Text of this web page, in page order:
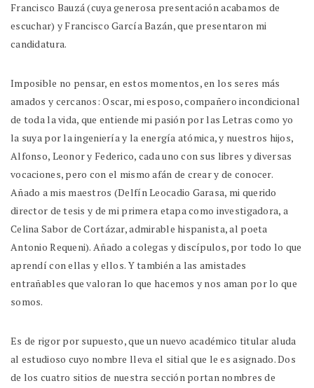
Francisco Bauzá (cuya generosa presentación acabamos de
escuchar) y Francisco García Bazán, que presentaron mi
candidatura.
Imposible no pensar, en estos momentos, en los seres más
amados y cercanos: Oscar, mi esposo, compañero incondicional
de toda la vida, que entiende mi pasión por las Letras como yo
la suya por la ingeniería y la energía atómica, y nuestros hijos,
Alfonso, Leonor y Federico, cada uno con sus libres y diversas
vocaciones, pero con el mismo afán de crear y de conocer.
Añado a mis maestros (Delfín Leocadio Garasa, mi querido
director de tesis y de mi primera etapa como investigadora, a
Celina Sabor de Cortázar, admirable hispanista, al poeta
Antonio Requeni). Añado a colegas y discípulos, por todo lo que
aprendí con ellas y ellos. Y también a las amistades
entrañables que valoran lo que hacemos y nos aman por lo que
somos.
Es de rigor por supuesto, que un nuevo académico titular aluda
al estudioso cuyo nombre lleva el sitial que le es asignado. Dos
de los cuatro sitios de nuestra sección portan nombres de